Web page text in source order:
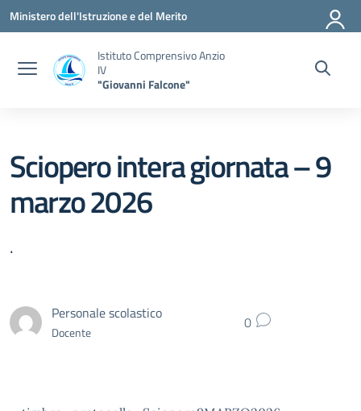
Vai ai contenuti
Vai al menu di navigazione
Vai al footer
Ministero dell'Istruzione e del Merito
Istituto Comprensivo Anzio
IV
"Giovanni Falcone"
Sciopero intera giornata – 9
marzo 2026
.
Personale scolastico
Docente 0